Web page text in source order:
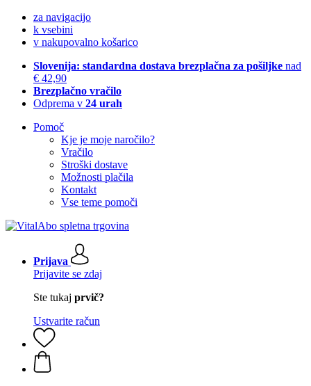
za navigacijo
k vsebini
v nakupovalno košarico
Slovenija: standardna dostava brezplačna za pošiljke nad
€ 42,90
Brezplačno vračilo
Odprema v 24 urah
Pomoč
Kje je moje naročilo?
Vračilo
Stroški dostave
Možnosti plačila
Kontakt
Vse teme pomoči
Prijava
Prijavite se zdaj
Ste tukaj prvič?
Ustvarite račun